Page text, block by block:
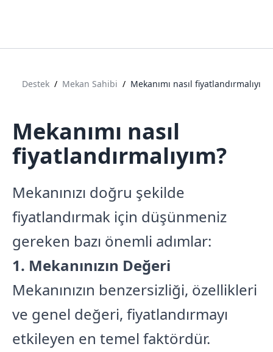
Destek / Mekan Sahibi / Mekanımı nasıl fiyatlandırmalıyım?
Mekanımı nasıl
fiyatlandırmalıyım?
Mekanınızı doğru şekilde
fiyatlandırmak için düşünmeniz
gereken bazı önemli adımlar:
1. Mekanınızın Değeri
Mekanınızın benzersizliği, özellikleri
ve genel değeri, fiyatlandırmayı
etkileyen en temel faktördür.